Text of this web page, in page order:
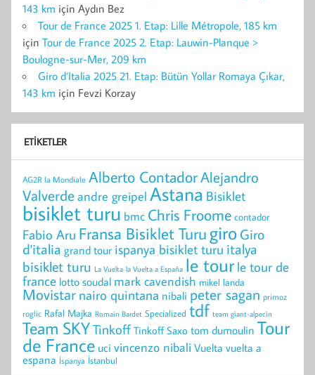
143 km için Aydın Bez
Tour de France 2025 1. Etap: Lille Métropole, 185 km
için Tour de France 2025 2. Etap: Lauwin-Planque >
Boulogne-sur-Mer, 209 km
Giro d’Italia 2025 21. Etap: Bütün Yollar Romaya Çıkar,
143 km için Fevzi Korzay
ETIKETLER
AG2R la Mondiale Alberto ContadorAlejandro
Valverdeandre greipel Astana Bisiklet
bisiklet turu bmc Chris Froome contador
Fabio Aru Fransa Bisiklet Turu giroGiro
d'italia grand tour ispanya bisiklet turu italya
bisiklet turu La Vuelta la Vuelta a España le tour le tour de
france lotto soudal mark cavendish mikel landa
Movistar nairo quintana nibali peter sagan primoz
roglic Rafal Majka Romain Bardet Specialized tdf team giant-alpecin
Team SKYTinkoff Tinkoff Saxo tom dumoulin Tour
de France uci vincenzo nibali Vuelta vuelta a
espana İspanya İstanbul